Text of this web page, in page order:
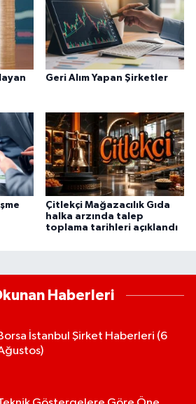
Geri Alım Yapan Şirketler
Çitlekçi Mağazacılık Gıda
halka arzında talep
toplama tarihleri açıklandı
Haberleri
İstanbul Şirket Haberleri (6